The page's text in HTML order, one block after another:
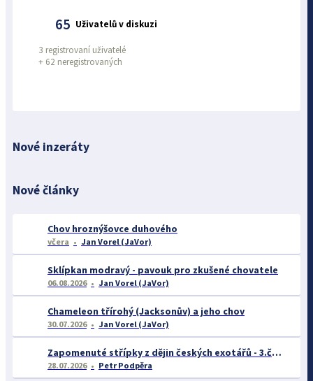
65 Uživatelů v diskuzi
3 registrovaní uživatelé
+ 62 neregistrovaných
Nové inzeráty
Nové články
Chov hroznýšovce duhového
včera Jan Vorel (JaVor)
Sklípkan modravý - pavouk pro zkušené chovatele
06.08.2026 Jan Vorel (JaVor)
Chameleon třírohý (Jacksonův) a jeho chov
30.07.2026 Jan Vorel (JaVor)
Zapomenuté střípky z dějin českých exotářů - 3.část
28.07.2026 Petr Podpěra